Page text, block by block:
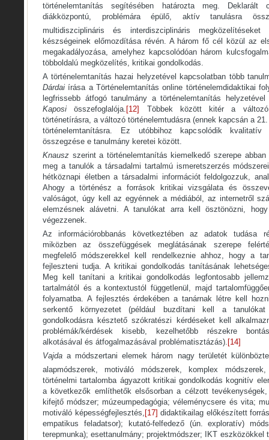
történelemtanítás segítésében határozta meg.
diákközpontú, problémára épülő, aktív tanulásra
multidiszciplináris és interdiszciplináris
készségeinek előmozdítása révén. A három fő cél közül az
megakadályozása, amelyhez kapcsolódóan három
többoldalú megközelítés, kritikai gondolkodás.
A történelemtanítás hazai helyzetével kapcsolatban több
Dárdai írása a Történelemtanítás online történelemdidaktikai
legfrissebb átfogó tanulmány a történelemtanítás
Kaposiösszefoglalója. [12]
Többek között kitér a változó
történetírásra, a változó történelemtudásra (ennek kapcsán a
történelemtanításra. Ez utóbbihoz kapcsolódik kvalitatív
összegzése e tanulmány keretei között.
Knausz szerint a történelemtanítás kiemelkedő szerepe
meg a tanulók a társadalmi tartalmú ismeretszerzés
hétköznapi életben a társadalmi információt feldolgozzuk,
Ahogy a történész a források kritikai vizsgálata és
valóságot, úgy kell az egyénnek a médiából, az internetről
elemzésnek alávetni. A tanulókat arra kell ösztönözni,
végezzenek.
Az információrobbanás következtében az adatok tudása
miközben az összefüggések meglátásának szerepe
megfelelő módszerekkel kell rendelkeznie ahhoz, hogy a
fejleszteni tudja. A kritikai gondolkodás tanításának
Meg kell tanítani a kritikai gondolkodás legfontosabb
tartalmától és a kontextustól függetlenül, majd
folyamatba. A fejlesztés érdekében a tanárnak létre kell
serkentő környezetet (például buzdítani kell a tanulókat
gondolkodásra késztető szókratészi kérdéseket kell
problémák/kérdések kisebb, kezelhetőbb részekre
alkotásával és átfogalmazásával problématisztázás). [14]
Vajda a módszertani elemek három nagy területét
alapmódszerek, motiváló módszerek, komplex
történelmi tartalomba ágyazott kritikai gondolkodás kognitív
a következők említhetők elsősorban a célzott
kifejtő módszer; múzeumpedagógia; véleménycsere és vita;
motiváló képességfejlesztés, [17] didaktikailag előkészített
empatikus feladatsor); kutató-felfedező (ún. exploratív)
terepmunka); esettanulmány; projektmódszer; IKT eszközökkel